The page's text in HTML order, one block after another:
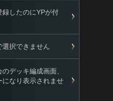
録したのにYPが付
選択できません
デッキ編成画面、
なり表示されませ